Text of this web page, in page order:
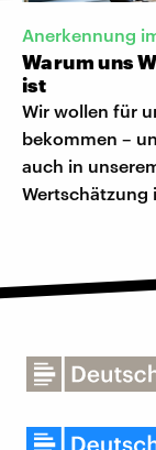
Anerkennung
Warum uns
ist
Wir wollen für
bekommen –
auch in
Wertschätzung